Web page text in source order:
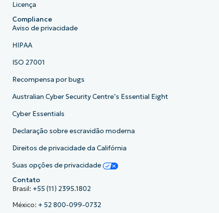
Licença
Compliance
Aviso de privacidade
HIPAA
ISO 27001
Recompensa por bugs
Australian Cyber Security Centre’s Essential Eight
Cyber Essentials
Declaração sobre escravidão moderna
Direitos de privacidade da Califórnia
Suas opções de privacidade
Contato
Brasil: +55 (11) 2395.1802
México: + 52 800-099-0732